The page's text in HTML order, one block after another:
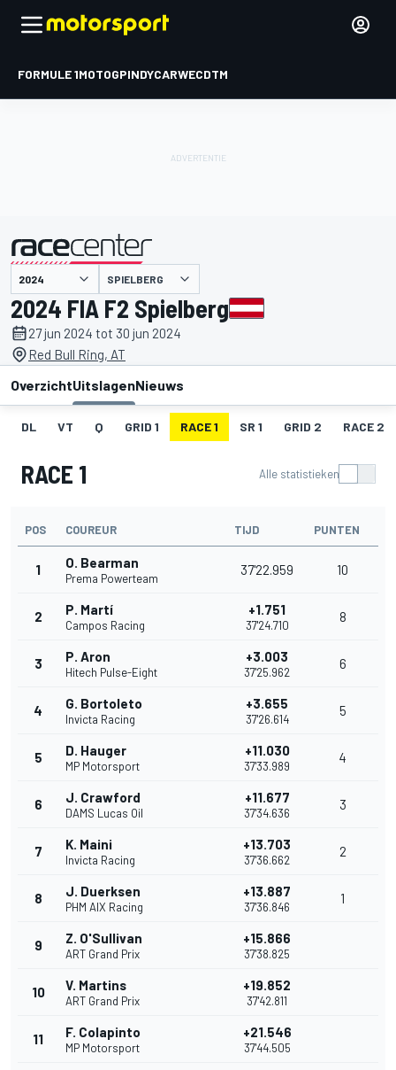
FORMULE 1MOTOGPINDYCARWECDTM
gepresenteerd door SPIELBERG
2024 FIA F2 Spielberg
27 jun 2024 tot 30 jun 2024
Red Bull Ring, AT
OverzichtUitslagenNieuws
DL VT Q GRID 1 RACE 1 SR 1 GRID 2 RACE 2
RACE 1 Alle statistieken
POS COUREUR TIJD PUNTEN
1 O. Bearman
Prema Powerteam
37'22.959 10
2 P. Martí
Campos Racing
+1.751
37'24.710
8
3 P. Aron
Hitech Pulse-Eight
+3.003
37'25.962
6
4 G. Bortoleto
Invicta Racing
+3.655
37'26.614
5
5 D. Hauger
MP Motorsport
+11.030
37'33.989
4
6 J. Crawford
DAMS Lucas Oil
+11.677
37'34.636
3
7 K. Maini
Invicta Racing
+13.703
37'36.662
2
8 J. Duerksen
PHM AIX Racing
+13.887
37'36.846
1
9 Z. O'Sullivan
ART Grand Prix
+15.866
37'38.825
10 V. Martins
ART Grand Prix
+19.852
37'42.811
11 F. Colapinto
MP Motorsport
+21.546
37'44.505